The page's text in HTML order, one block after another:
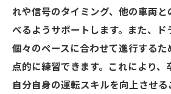
埼玉県内の交通事情を理
ト
れや信号のタイミング、他の車両
べるようサポートします。また、ド
個々のペースに合わせて進行するた
点的に練習できます。これにより、
自分自身の運転スキルを向上させる